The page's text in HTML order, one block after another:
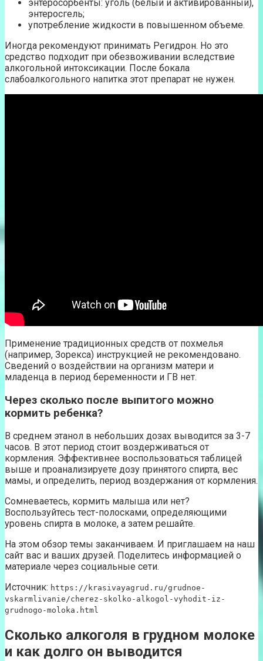
энтеросорбенты: уголь (белый и активированный),
энтеросгель;
употребление жидкости в повышенном объеме.
Иногда рекомендуют принимать Регидрон. Но это
средство подходит при обезвоживании вследствие
алкогольной интоксикации. После бокала
слабоалкогольного напитка этот препарат не нужен.
Применение традиционных средств от похмелья
(например, Зорекса) инструкцией не рекомендовано.
Сведений о воздействии на организм матери и
младенца в период беременности и ГВ нет.
Через сколько после выпитого можно
кормить ребенка?
В среднем этанол в небольших дозах выводится за 3-7
часов. В этот период стоит воздерживаться от
кормления. Эффективнее воспользоваться таблицей
выше и проанализируете дозу принятого спирта, вес
мамы, и определить, период воздержания от кормления.
Сомневаетесь, кормить малыша или нет?
Воспользуйтесь тест-полосками, определяющими
уровень спирта в молоке, а затем решайте.
На этом обзор темы заканчиваем. И приглашаем на наш
сайт вас и ваших друзей. Поделитесь информацией о
материале через социальные сети.
Источник: https://krasivayagrud.ru/grudnoe-
vskarmlivanie/cherez-skolko-alkogol-vyhodit-iz-
grudnogo-moloka.html
Сколько алкоголя в грудном молоке
и как долго он выводится